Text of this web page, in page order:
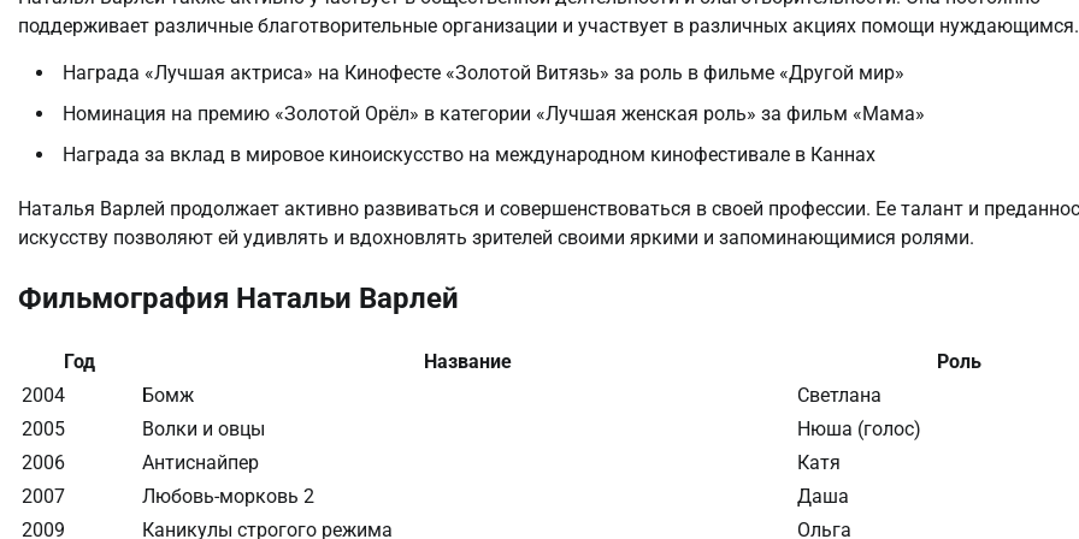
поддерживает различные благотворительные организации и участвует в различных акциях помощи нуждающимся.
Награда «Лучшая актриса» на Кинофесте «Золотой Витязь» за роль в фильме «Другой мир»
Номинация на премию «Золотой Орёл» в категории «Лучшая женская роль» за фильм «Мама»
Награда за вклад в мировое киноискусство на международном кинофестивале в Каннах
Наталья Варлей продолжает активно развиваться и совершенствоваться в своей профессии. Ее талант и
искусству позволяют ей удивлять и вдохновлять зрителей своими яркими и запоминающимися ролями.
Фильмография Натальи Варлей
Год Название
Роль
2004
Бомж
Светлана
2005
Волки и овцы
Нюша (голос)
2006
Антиснайпер
Катя
2007
Любовь-морковь 2
Даша
2009
Каникулы строгого режима Ольга